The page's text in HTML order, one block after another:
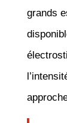
grands